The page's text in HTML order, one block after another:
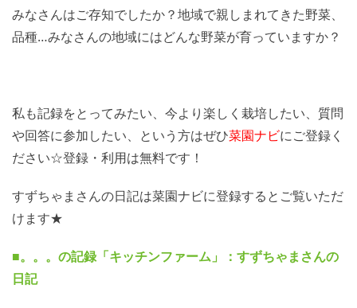
みなさんはご存知でしたか？地域で親しまれてきた野菜、
品種…みなさんの地域にはどんな野菜が育っていますか？
私も記録をとってみたい、今より楽しく栽培したい、質問
や回答に参加したい、という方はぜひ菜園ナビにご登録く
ださい☆登録・利用は無料です！
すずちゃまさんの日記は菜園ナビに登録するとご覧いただ
けます★
■。。。の記録「キッチンファーム」：すずちゃまさんの
日記